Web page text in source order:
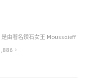
是由著名鑽石女王 Moussaieff
。